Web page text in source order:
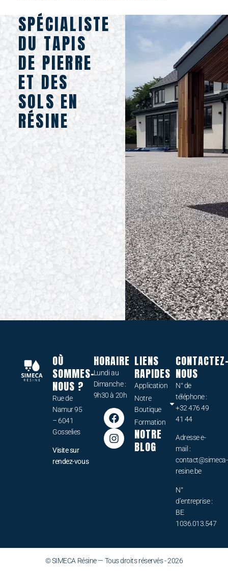
SPÉCIALISTE
DU TAPIS
DE PIERRE
ET DES
SOLS EN
RÉSINE
OÙ
SOMMES-
NOUS ?
Rue de
Namur 95
– 6041
Gosselies
Visite sur
rendez-vous
HORAIRE
Lundi au
Dimanche :
9h30 à 20h
LIENS
RAPIDES
Application
Notre
Boutique
Formation
NOTRE
BLOG
NOUS
N° de
téléphone :
+32 476 49
41 44
Adresse e-
mail :
contact@simeca-
resine.be
N°
d’entreprise :
BE
1036.013.547
© SIMECA Résine — Tous droits réservés - 2026